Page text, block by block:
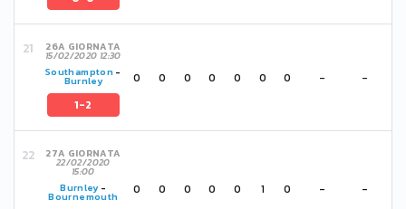
26A GIORNATA
15/02/2020 12:30
Southampton-
Burnley
1-2
0 0 0 0 0 0 0 - -
27A GIORNATA
22/02/2020
15:00
Burnley-
Bournemouth 0 0 0 0 0 1 0 - -